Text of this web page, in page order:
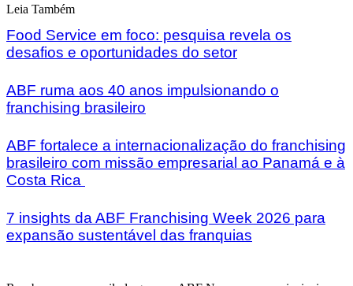
Leia Também
Food Service em foco: pesquisa revela os
desafios e oportunidades do setor
ABF ruma aos 40 anos impulsionando o
franchising brasileiro
ABF fortalece a internacionalização do franchising
brasileiro com missão empresarial ao Panamá e à
Costa Rica
7 insights da ABF Franchising Week 2026 para
expansão sustentável das franquias